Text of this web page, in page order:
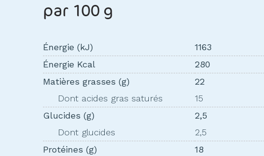
par 100 g
Énergie (kJ)
1163
Énergie Kcal
280
Matières grasses (g)
Dont acides gras saturés
22
15
Glucides (g)
Dont glucides
2,5
2,5
Protéines (g)
18